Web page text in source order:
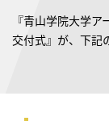
『青山学院大学
交付式』が、下記